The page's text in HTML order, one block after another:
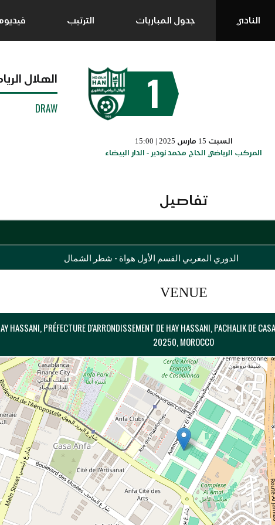
النادي جدول المباريات الترتيب
1 الهلال
DRAW
السبت 15 مارس 2025 | 15:00
المركب الرياضي الحاج محمد نودير - الدار البيضاء
تفاصيل
الدوري المغربي القسم الأول هواة - شطر الشمال
VENUE
HASSANI, PRÉFECTURE D'ARRONDISSEMENT DE HAY HASSANI, PACHALIK DE
20250, MOROCCO